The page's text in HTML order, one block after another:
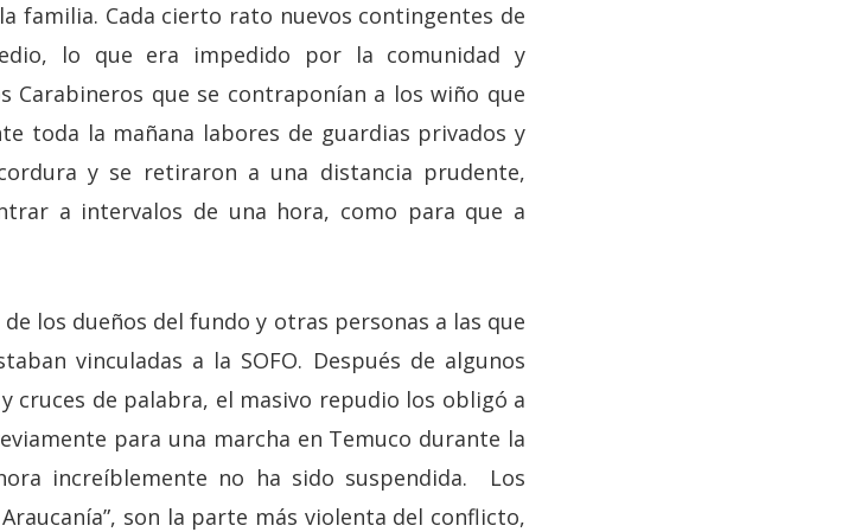
familia. Cada cierto rato nuevos contingentes de
lo que era impedido por la comunidad y
Carabineros que se contraponían a los wiño que
toda la mañana labores de guardias privados y
y se retiraron a una distancia prudente,
a intervalos de una hora, como para que a
los dueños del fundo y otras personas a las que
vinculadas a la SOFO. Después de algunos
de palabra, el masivo repudio los obligó a
para una marcha en Temuco durante la
increíblemente no ha sido suspendida. Los
son la parte más violenta del conflicto,